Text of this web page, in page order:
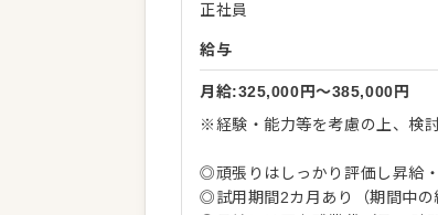
正社員
給与
月給:325,000円〜385,000円
※経験・能力等を考慮の上、検
◎頑張りはしっかり評価し昇給
◎試用期間2カ月あり（期間中の